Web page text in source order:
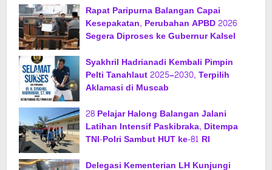
Rapat Paripurna Balangan Capai
Kesepakatan, Perubahan APBD 2026
Segera Diproses ke Gubernur Kalsel
Syakhril Hadrianadi Kembali Pimpin
Pelti Tanahlaut 2025–2030, Terpilih
Aklamasi di Muscab
28 Pelajar Halong Balangan Jalani
Latihan Intensif Paskibraka, Ditempa
TNI-Polri Sambut HUT ke-81 RI
Delegasi Kementerian LH Kunjungi